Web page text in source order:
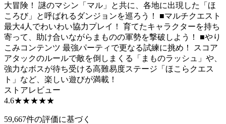
大冒険！ 謎のマシン「マル」と共に、各地に出現した「ほ
ころび」と呼ばれるダンジョンを巡ろう！ ■マルチクエスト
最大4人でわいわい協力プレイ！ 育てたキャラクターを持ち
寄って、助け合いながらまものの軍勢を撃破しよう！ ■やり
こみコンテンツ 最強パーティで更なる試練に挑め！ スコア
アタックのルールで敵を倒しまくる「まものラッシュ」や、
強力なボスが待ち受ける高難易度ステージ「ほこらクエス
ト」など、楽しい遊びが満載！
ストアレビュー
4.6★★★★★
59,667件の評価に基づく